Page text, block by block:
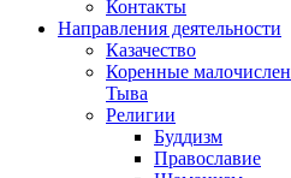
Контакты
Направления деятельности
Казачество
Коренные
Тыва
Религии
Буддизм
Православие